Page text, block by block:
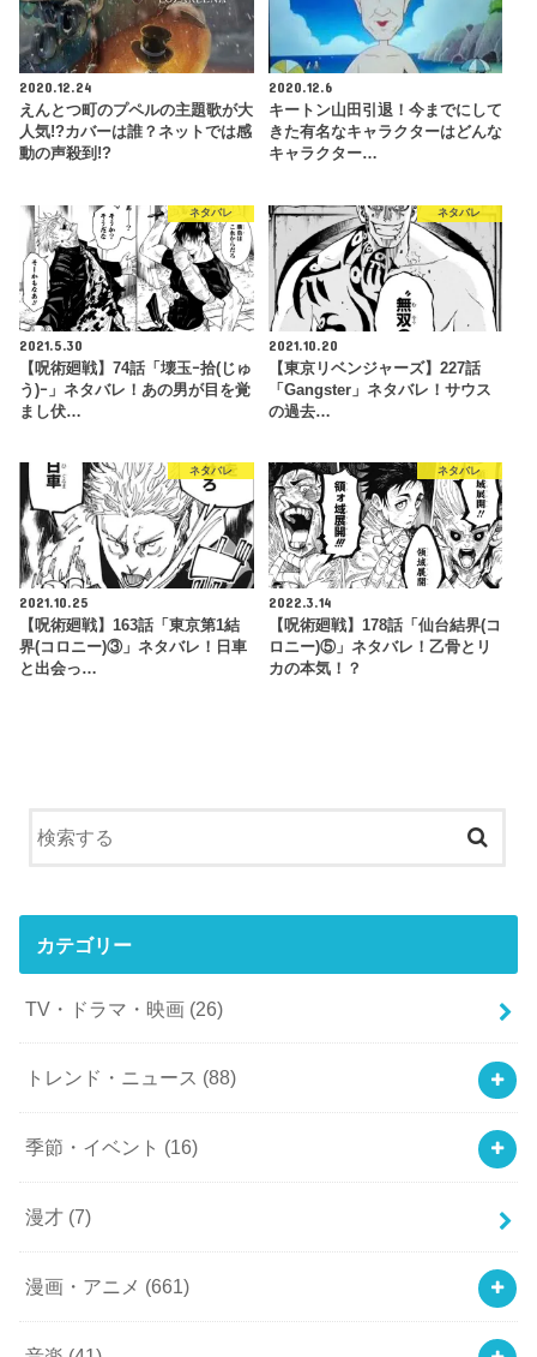
2020.12.24
えんとつ町のプペルの主題歌が大
人気!?カバーは誰？ネットでは感
動の声殺到!?
2020.12.6
キートン山田引退！今までにして
きた有名なキャラクターはどんな
キャラクター…
ネタバレ
2021.5.30
【呪術廻戦】74話「壊玉ｰ拾(じゅ
う)ｰ」ネタバレ！あの男が目を覚
まし伏…
ネタバレ
2021.10.20
【東京リベンジャーズ】227話
「Gangster」ネタバレ！サウス
の過去…
ネタバレ
2021.10.25
【呪術廻戦】163話「東京第1結
界(コロニー)③」ネタバレ！日車
と出会っ…
ネタバレ
2022.3.14
【呪術廻戦】178話「仙台結界(コ
ロニー)⑤」ネタバレ！乙骨とリ
カの本気！？
カテゴリー
TV・ドラマ・映画 (26)
トレンド・ニュース (88)
季節・イベント (16)
漫才 (7)
漫画・アニメ (661)